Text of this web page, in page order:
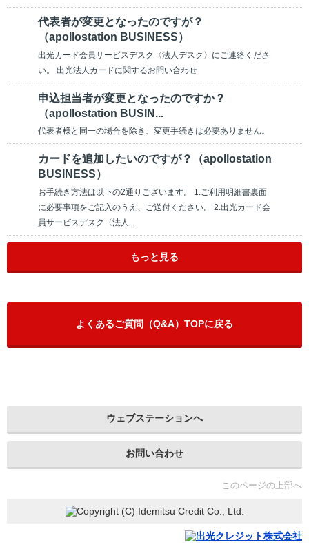
代表者が変更となったのですが？
（apollostation BUSINESS）
出光カード会員サービスデスク〈法人デスク〉にご連絡くださ
い。 出光法人カードに関するお問い合わせ
申込担当者が変更となったのですか？
（apollostation BUSIN...
代表者様と同一の場合を除き、変更手続きは必要ありません。
カードを追加したいのですが？（apollostation
BUSINESS）
お手続き方法は以下の2通りございます。 1.ご利用明細書裏面
に必要事項をご記入のうえ、ご送付ください。 2.出光カード会
員サービスデスク〈法人...
もっと見る
よくあるご質問（Q&A）TOPに戻る
ウェブステーションへ
お問い合わせ
このページの上部へ